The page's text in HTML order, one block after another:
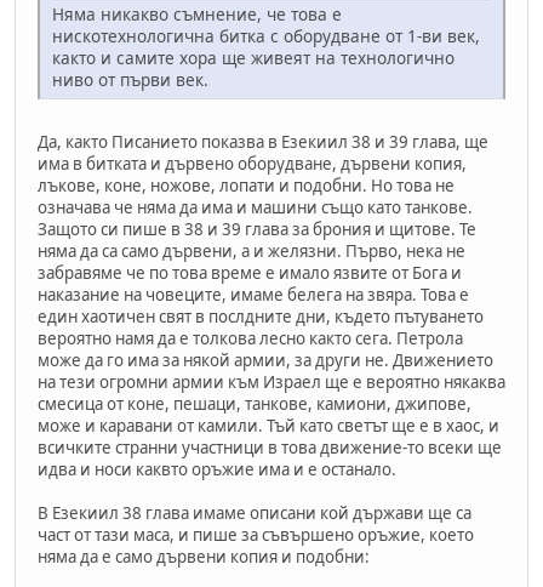
Няма никакво съмнение, че това е
нискотехнологична битка с оборудване от 1-ви век,
както и самите хора ще живеят на технологично
ниво от първи век.
Да, както Писанието показва в Езекиил 38 и 39 глава, ще
има в битката и дървено оборудване, дървени копия,
лъкове, коне, ножове, лопати и подобни. Но това не
означава че няма да има и машини също като танкове.
Защото си пише в 38 и 39 глава за брония и щитове. Те
няма да са само дървени, а и желязни. Първо, нека не
забравяме че по това време е имало язвите от Бога и
наказание на човеците, имаме белега на звяра. Това е
един хаотичен свят в послдните дни, където пътуването
вероятно намя да е толкова лесно както сега. Петрола
може да го има за някой армии, за други не. Движението
на тези огромни армии към Израел ще е вероятно някаква
смесица от коне, пешаци, танкове, камиони, джипове,
може и каравани от камили. Тъй като светът ще е в хаос, и
всичките странни участници в това движение-то всеки ще
идва и носи каквто оръжие има и е останало.
В Езекиил 38 глава имаме описани кой държави ще са
част от тази маса, и пише за съвършено оръжие, което
няма да е само дървени копия и подобни: